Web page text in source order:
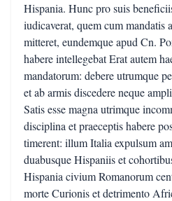
Hispania. Hunc pro suis
iudicaverat, quem cum mandatis
mitteret, eundemque apud Cn.
habere intellegebat Erat autem
mandatorum: debere utrumque
et ab armis discedere neque
Satis esse magna utrimque
disciplina et praeceptis habere
timerent: illum Italia expulsum
duabusque Hispaniis et
Hispania civium Romanorum
morte Curionis et detrimento